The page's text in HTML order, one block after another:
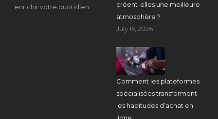
enrichir votre quotidien.
créent-elles une meilleure
atmosphère ?
July 15, 2026
Comment les plateformes
spécialisées transforment
les habitudes d’achat en